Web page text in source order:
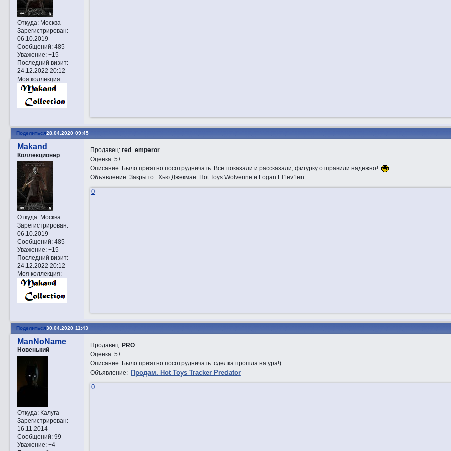
Откуда:Москва
Зарегистрирован:
06.10.2019
Сообщений:485
Уважение: +15
Последний визит:
24.12.2022 20:12
Моя коллекция:
Поделиться28.04.2020 09:45
Makand
Коллекционер
Откуда:Москва
Зарегистрирован:
06.10.2019
Сообщений:485
Уважение: +15
Последний визит:
24.12.2022 20:12
Моя коллекция:
Продавец: red_emperor
Оценка: 5+
Описание: Было приятно посотрудничать. Всё показали и рассказали, фигурку отправили надежно!
Объявление: Закрытo. Хью Джекман: Hot Toys Wolverine и Logan El1ev1en
0
Поделиться30.04.2020 11:43
ManNoName
Новенький
Откуда:Калуга
Зарегистрирован:
16.11.2014
Сообщений:99
Уважение: +4
Продавец: PRO
Оценка: 5+
Описание: Было приятно посотрудничать. сделка прошла на ура!)
Объявление: Прoдам. Hot Toys Tracker Predator
0